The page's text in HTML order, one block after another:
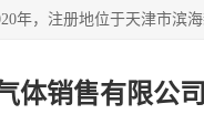
体销售有限公司